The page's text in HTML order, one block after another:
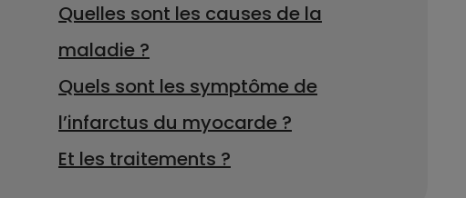
Quelles sont les causes de la
maladie ?
Quels sont les symptôme de
l’infarctus du myocarde ?
Et les traitements ?